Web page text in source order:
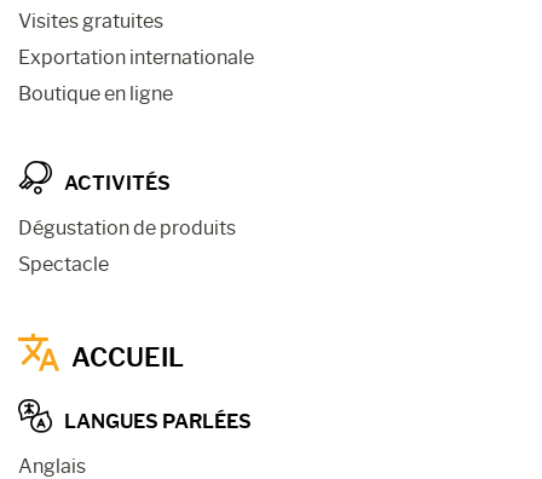
Visites gratuites
Exportation internationale
Boutique en ligne
ACTIVITÉS
Dégustation de produits
Spectacle
ACCUEIL
LANGUES PARLÉES
Anglais